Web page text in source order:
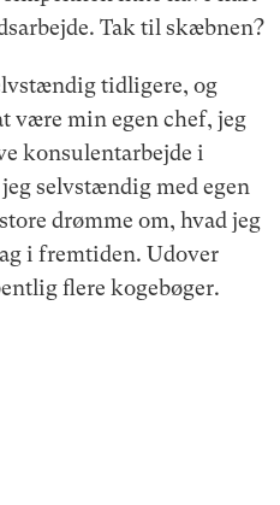
Tak til skæbnen?
tidligere, og
være min egen chef, jeg
konsulentarbejde i
selvstændig med egen
drømme om, hvad jeg
i fremtiden. Udover
flere kogebøger.